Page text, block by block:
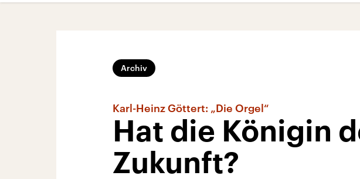
Archiv
Karl-Heinz Göttert: „Die Orgel“
Hat die Königin
Zukunft?